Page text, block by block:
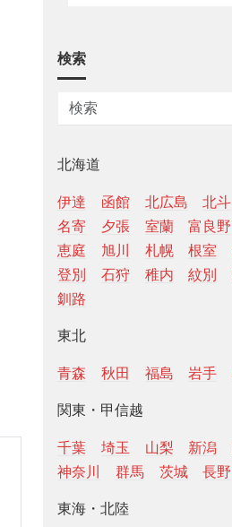
検索
北海道
伊達 函館 北広島 北斗
名寄
夕張 室蘭 富良野
恵庭
旭川 札幌 根室
登別
石狩 稚内 紋別
釧路
東北
青森 秋田 福島 岩手
関東・甲信越
千葉 埼玉 山梨 新潟
神奈川
群馬 茨城 長野
東海・北陸